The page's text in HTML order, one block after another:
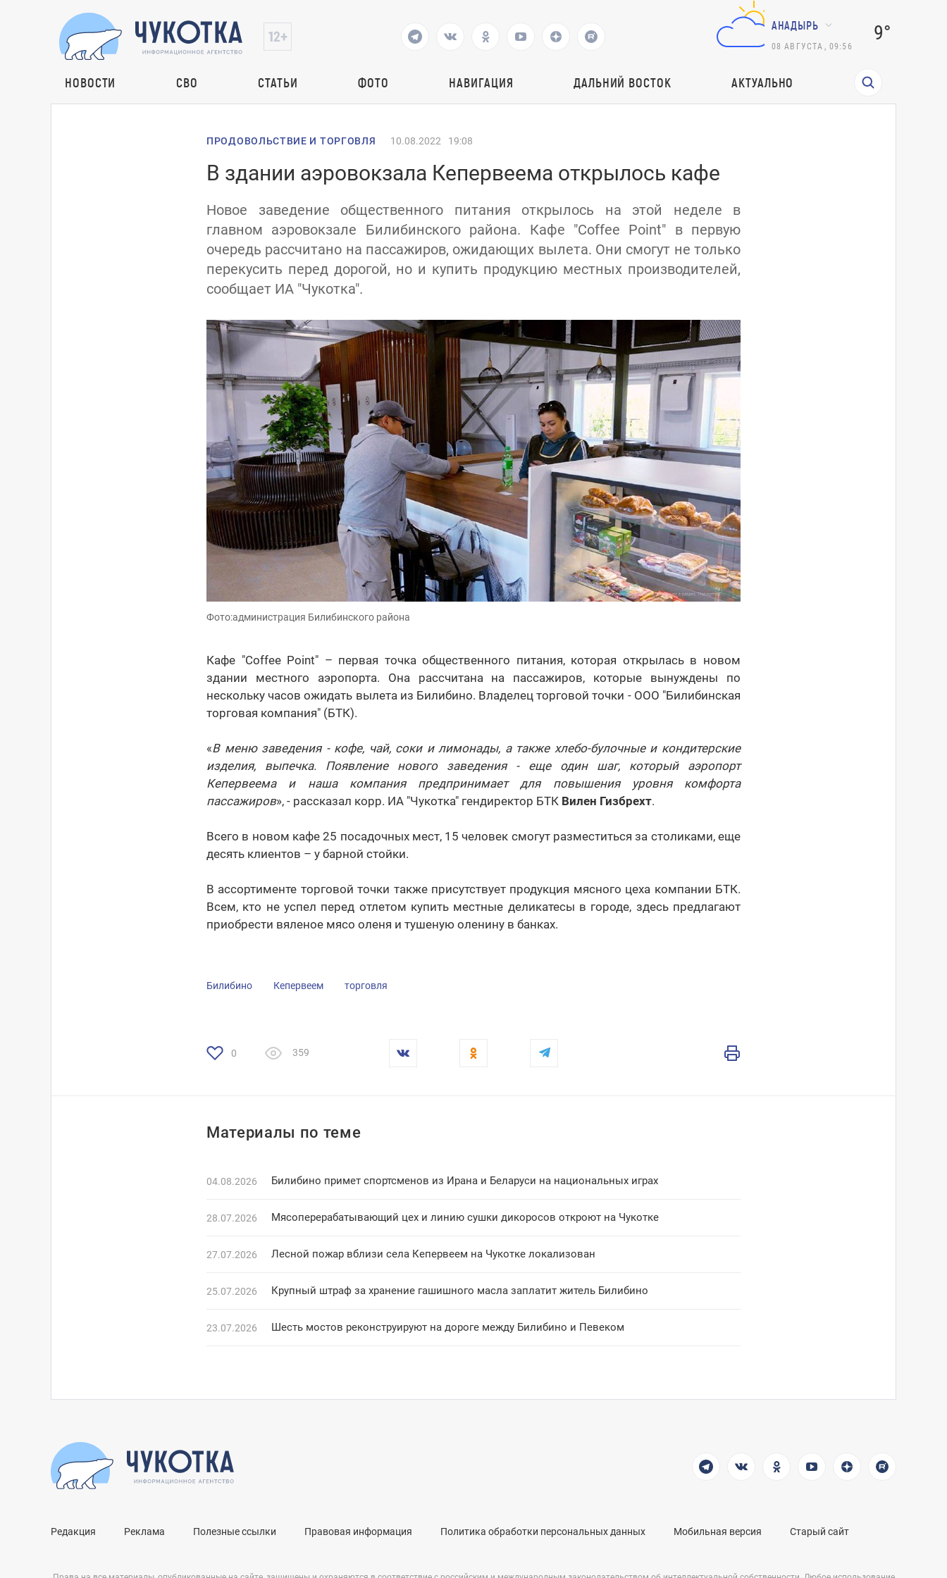
АНАДЫРЬ
08 АВГУСТА 09:56
9°
НОВОСТИ СВО СТАТЬИ ФОТО НАВИГАЦИЯ ДАЛЬНИЙ ВОСТОК АКТУАЛЬНО
ПРОДОВОЛЬСТВИЕ И ТОРГОВЛЯ 10.08.2022 19:08
В здании аэровокзала Кепервеема открылось кафе
Новое заведение общественного питания открылось на этой неделе в
главном аэровокзале Билибинского района. Кафе "Coffee Point" в первую
очередь рассчитано на пассажиров, ожидающих вылета. Они смогут не только
перекусить перед дорогой, но и купить продукцию местных производителей,
сообщает ИА "Чукотка".
Фото:администрация Билибинского района
Кафе "Coffee Point" – первая точка общественного питания, которая открылась в новом
здании местного аэропорта. Она рассчитана на пассажиров, которые вынуждены по
нескольку часов ожидать вылета из Билибино. Владелец торговой точки - ООО "Билибинская
торговая компания" (БТК).
«В меню заведения - кофе, чай, соки и лимонады, а также хлебо-булочные и кондитерские
изделия, выпечка. Появление нового заведения - еще один шаг, который аэропорт
Кепервеема и наша компания предпринимает для повышения уровня комфорта
пассажиров», - рассказал корр. ИА "Чукотка" гендиректор БТК Вилен Гизбрехт.
Всего в новом кафе 25 посадочных мест, 15 человек смогут разместиться за столиками, еще
десять клиентов – у барной стойки.
В ассортименте торговой точки также присутствует продукция мясного цеха компании БТК.
Всем, кто не успел перед отлетом купить местные деликатесы в городе, здесь предлагают
приобрести вяленое мясо оленя и тушеную оленину в банках.
Билибино Кепервеем торговля
0 359
Материалы по теме
04.08.2026 Билибино примет спортсменов из Ирана и Беларуси на национальных играх
28.07.2026 Мясоперерабатывающий цех и линию сушки дикоросов откроют на Чукотке
27.07.2026 Лесной пожар вблизи села Кепервеем на Чукотке локализован
25.07.2026 Крупный штраф за хранение гашишного масла заплатит житель Билибино
23.07.2026 Шесть мостов реконструируют на дороге между Билибино и Певеком
Редакция Реклама Полезные ссылки Правовая информация Политика обработки персональных данных Мобильная версия Старый сайт